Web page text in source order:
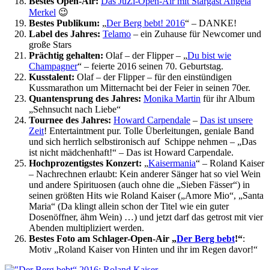
Merkel 😉
Bestes Publikum: „Der Berg bebt! 2016“ – DANKE!
Label des Jahres: Telamo – ein Zuhause für Newcomer und
große Stars
Prächtig gehalten: Olaf – der Flipper – „Du bist wie
Champagner“ – feierte 2016 seinen 70. Geburtstag.
Kusstalent: Olaf – der Flipper – für den einstündigen
Kussmarathon um Mitternacht bei der Feier in seinen 70er.
Quantensprung des Jahres: Monika Martin für ihr Album
„Sehnsucht nach Liebe“
Tournee des Jahres: Howard Carpendale – Das ist unsere
Zeit! Entertaintment pur. Tolle Überleitungen, geniale Band
und sich herrlich selbstironisch auf Schippe nehmen – „Das
ist nicht mädchenhaft!“ – Das ist Howard Carpendale.
Hochprozentigstes Konzert: „Kaisermania“ – Roland Kaiser
– Nachrechnen erlaubt: Kein anderer Sänger hat so viel Wein
und andere Spirituosen (auch ohne die „Sieben Fässer“) in
seinen größten Hits wie Roland Kaiser („Amore Mio“, „Santa
Maria“ (Da klingt allein schon der Titel wie ein guter
Dosenöffner, ähm Wein) …) und jetzt darf das getrost mit vier
Abenden multipliziert werden.
Bestes Foto am Schlager-Open-Air „Der Berg bebt!“:
Motiv „Roland Kaiser von Hinten und ihr im Regen davor!“